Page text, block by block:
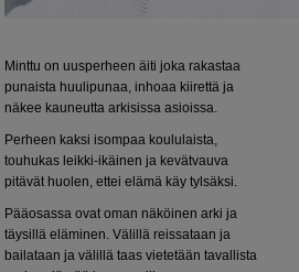
Minttu on uusperheen äiti joka rakastaa
punaista huulipunaa, inhoaa kiirettä ja
näkee kauneutta arkisissa asioissa.
Perheen kaksi isompaa koululaista,
touhukas leikki-ikäinen ja kevätvauva
pitävät huolen, ettei elämä käy tylsäksi.
Pääosassa ovat oman näköinen arki ja
täysillä eläminen. Välillä reissataan ja
bailataan ja välillä taas vietetään tavallista